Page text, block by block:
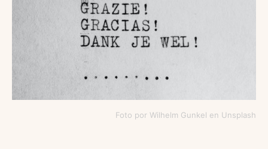
Foto por Wilhelm Gunkel en Unsplash